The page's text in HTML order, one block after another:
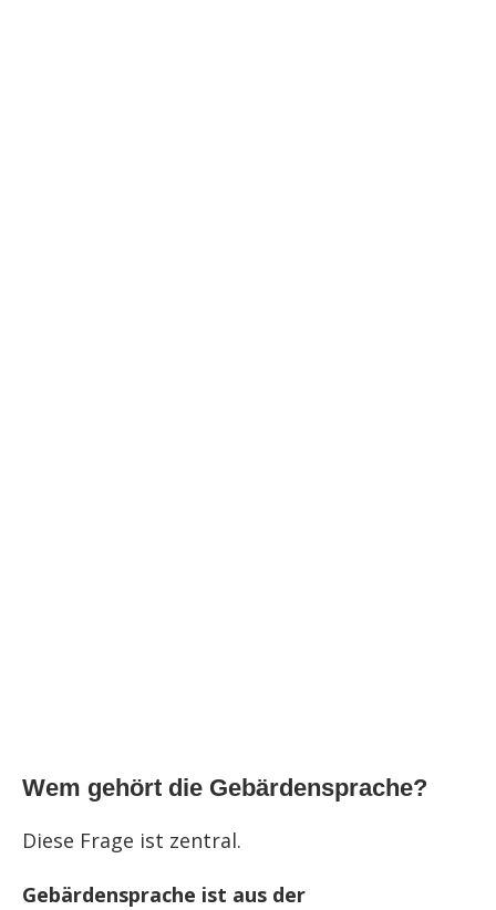
Wem gehört die Gebärdensprache?
Diese Frage ist zentral.
Gebärdensprache ist aus der